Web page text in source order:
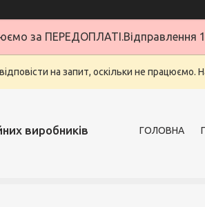
за ПЕРЕДОПЛАТІ.Відправлення
на запит, оскільки не
виробників ГОЛОВНА